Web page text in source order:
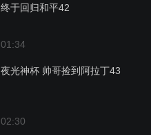
终于回归和平42
01:34
夜光神杯 帅哥捡到阿拉丁43
02:30